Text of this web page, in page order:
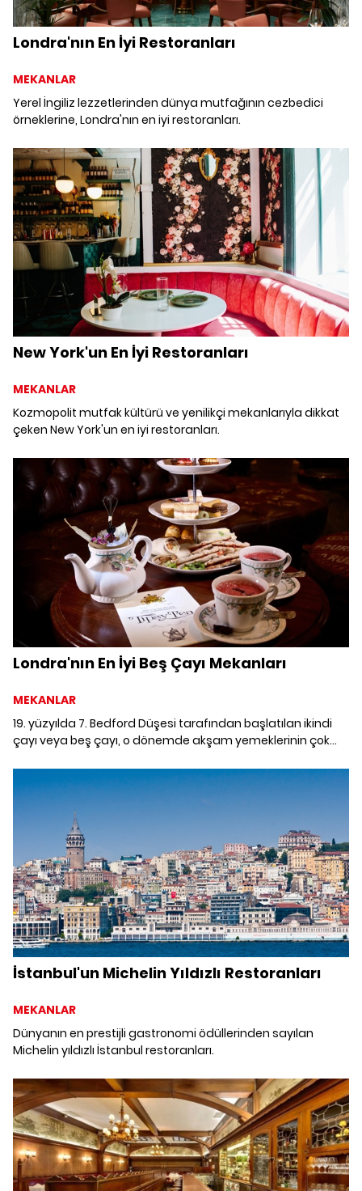
Londra'nın En İyi Restoranları
MEKANLAR
Yerel İngiliz lezzetlerinden dünya mutfağının cezbedici
örneklerine, Londra'nın en iyi restoranları.
New York'un En İyi Restoranları
MEKANLAR
Kozmopolit mutfak kültürü ve yenilikçi mekanlarıyla dikkat
çeken New York'un en iyi restoranları.
Londra'nın En İyi Beş Çayı Mekanları
MEKANLAR
19. yüzyılda 7. Bedford Düşesi tarafından başlatılan ikindi
çayı veya beş çayı, o dönemde akşam yemeklerinin çok
akşam öğünleri arasında hafif bir yemekle çay içmeyi adet
edindi. Düşesin beş çayı alışkanlığı, zamanla tüm İngiltere
ve Büyük Britanya'nın en köklü geleneklerinden biri haline
geldi. Kendinizi gerçek bir İngiliz gibi hissetmenizi
sağlayacak Londra'nın en iyi beş çayı mekanlarını
keşfediyoruz.
İstanbul'un Michelin Yıldızlı Restoranları
MEKANLAR
Dünyanın en prestijli gastronomi ödüllerinden sayılan
Michelin yıldızlı İstanbul restoranları.